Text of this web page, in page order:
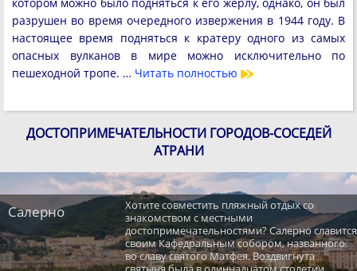
разрушен во время очередного извержения в 1944 году. В
настоящее время подняться к кратеру одного из самых
опасных вулканов в мире можно исключительно по
пешеходной тропе. … Читать полностью
ДОСТОПРИМЕЧАТЕЛЬНОСТИ ГОРОДОВ-СОСЕДЕЙ
АТРАНИ
Салерно
Хотите совместить пляжный отдых со
знакомством с местными
достопримечательностями? Салерно славится
своим Кафедральным собором, названного
во славу святого Матфея. Воздвигнута